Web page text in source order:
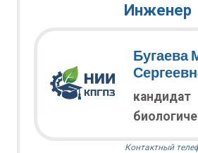
Инженер
Бугаева
кандидат
Контактный